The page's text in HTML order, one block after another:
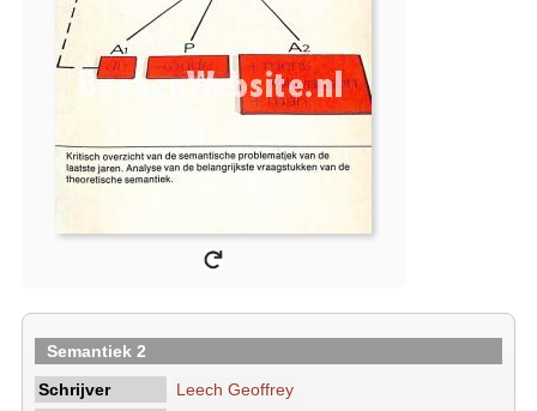
Semantiek 2
Schrijver
Leech Geoffrey